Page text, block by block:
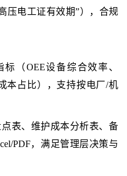
压电工证有效期”），合规
标（OEE设备综合效率、
本占比），支持按电厂/机
点表、维护成本分析表、备
PDF，满足管理层决策与